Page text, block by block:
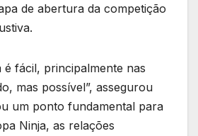
de abertura da competição
é fácil, principalmente nas
mas possível”, assegurou
um ponto fundamental para
Ninja, as relações